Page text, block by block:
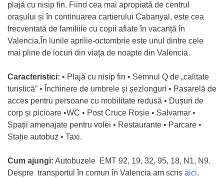
plajă cu nisip fin. Fiind cea mai apropiată de centrul
orașului și în continuarea cartierului Cabanyal, este cea
frecventată de familiile cu copii aflate în vacanță în
Valencia.În lunile aprilie-octombrie este unul dintre cele
mai pline de locuri din viața de noapte din Valencia.
Caracteristici: • Plajă cu nisip fin • Semnul Q de „calitate
turistică” • Închiriere de umbrele și șezlonguri • Pasarelă de
acces pentru persoane cu mobilitate redusă • Dușuri de
corp și picioare •WC • Post Cruce Roșie • Salvamar •
Spații amenajate pentru volei • Restaurante • Parcare •
Stație autobuz • Taxi.
Cum ajungi: Autobuzele EMT 92, 19, 32, 95, 18, N1, N9.
Despre transportul în comun în Valencia am scris aici.